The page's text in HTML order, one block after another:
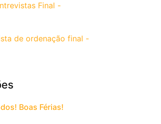
Final -
de ordenação final -
Boas Férias!